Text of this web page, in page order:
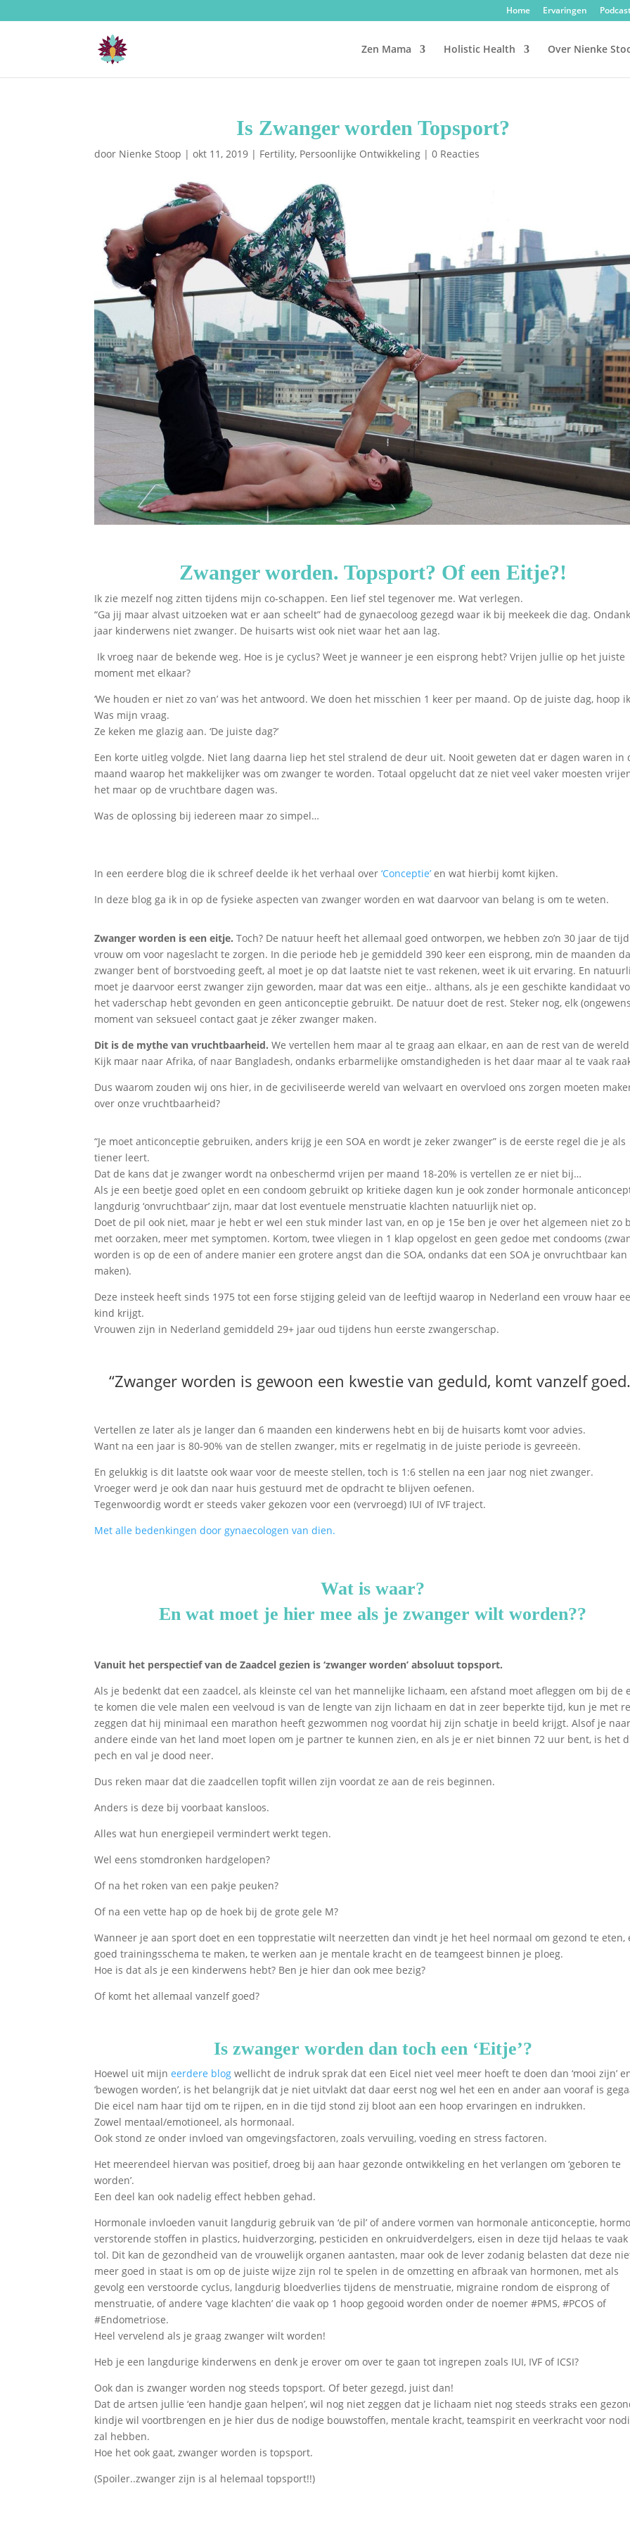
Home Ervaringen
Zen Mama Holistic Health Over Nienke
Is Zwanger worden Topsport?
door Nienke Stoop |okt 11, 2019 | Fertility, Persoonlijke Ontwikkeling |0 Reacties
Zwanger worden. Topsport? Of een Eitje?!
Ik zie mezelf nog zitten tijdens mijn co-schappen. Een lief stel tegenover me. Wat verlegen.
“Ga jij maar alvast uitzoeken wat er aan scheelt” had de gynaecoloog gezegd waar ik bij meekeek die dag.
jaar kinderwens niet zwanger. De huisarts wist ook niet waar het aan lag.
Ik vroeg naar de bekende weg. Hoe is je cyclus? Weet je wanneer je een eisprong hebt? Vrijen jullie op het juiste
moment met elkaar?
‘We houden er niet zo van’ was het antwoord. We doen het misschien 1 keer per maand. Op de juiste dag, hoop
Was mijn vraag.
Ze keken me glazig aan. ‘De juiste dag?’
Een korte uitleg volgde. Niet lang daarna liep het stel stralend de deur uit. Nooit geweten dat er dagen waren in
maand waarop het makkelijker was om zwanger te worden. Totaal opgelucht dat ze niet veel vaker moesten
het maar op de vruchtbare dagen was.
Was de oplossing bij iedereen maar zo simpel…
In een eerdere blog die ik schreef deelde ik het verhaal over‘Conceptie’ en wat hierbij komt kijken.
In deze blog ga ik in op de fysieke aspecten van zwanger worden en wat daarvoor van belang is om te weten.
Zwanger worden is een eitje. Toch? De natuur heeft het allemaal goed ontworpen, we hebben zo’n 30 jaar de
vrouw om voor nageslacht te zorgen. In die periode heb je gemiddeld 390 keer een eisprong, min de maanden
zwanger bent of borstvoeding geeft, al moet je op dat laatste niet te vast rekenen, weet ik uit ervaring. En
moet je daarvoor eerst zwanger zijn geworden, maar dat was een eitje.. althans, als je een geschikte kandidaat
het vaderschap hebt gevonden en geen anticonceptie gebruikt. De natuur doet de rest. Steker nog, elk
moment van seksueel contact gaat je zéker zwanger maken.
Dit is de mythe van vruchtbaarheid.We vertellen hem maar al te graag aan elkaar, en aan de rest van de
Kijk maar naar Afrika, of naar Bangladesh, ondanks erbarmelijke omstandigheden is het daar maar al te vaak
Dus waarom zouden wij ons hier, in de geciviliseerde wereld van welvaart en overvloed ons zorgen moeten
over onze vruchtbaarheid?
“Je moet anticonceptie gebruiken, anders krijg je een SOA en wordt je zeker zwanger” is de eerste regel die je als
tiener leert.
Dat de kans dat je zwanger wordt na onbeschermd vrijen per maand 18-20% is vertellen ze er niet bij…
Als je een beetje goed oplet en een condoom gebruikt op kritieke dagen kun je ook zonder hormonale
langdurig ‘onvruchtbaar’ zijn, maar dat lost eventuele menstruatie klachten natuurlijk niet op.
Doet de pil ook niet, maar je hebt er wel een stuk minder last van, en op je 15e ben je over het algemeen niet zo
met oorzaken, meer met symptomen. Kortom, twee vliegen in 1 klap opgelost en geen gedoe met condooms
worden is op de een of andere manier een grotere angst dan die SOA, ondanks dat een SOA je onvruchtbaar kan
maken).
Deze insteek heeft sinds 1975 tot een forse stijging geleid van de leeftijd waarop in Nederland een vrouw haar
kind krijgt.
Vrouwen zijn in Nederland gemiddeld 29+ jaar oud tijdens hun eerste zwangerschap.
“Zwanger worden is gewoon een kwestie van geduld, komt vanzelf
Vertellen ze later als je langer dan 6 maanden een kinderwens hebt en bij de huisarts komt voor advies.
Want na een jaar is 80-90% van de stellen zwanger, mits er regelmatig in de juiste periode is gevreeën.
En gelukkig is dit laatste ook waar voor de meeste stellen, toch is 1:6 stellen na een jaar nog niet zwanger.
Vroeger werd je ook dan naar huis gestuurd met de opdracht te blijven oefenen.
Tegenwoordig wordt er steeds vaker gekozen voor een (vervroegd) IUI of IVF traject.
Met alle bedenkingen door gynaecologen van dien.
Wat is waar?
En wat moet je hier mee als je zwanger wilt worden??
Vanuit het perspectief van de Zaadcel gezien is ‘zwanger worden’ absoluut topsport.
Als je bedenkt dat een zaadcel, als kleinste cel van het mannelijke lichaam, een afstand moet afleggen om bij de
te komen die vele malen een veelvoud is van de lengte van zijn lichaam en dat in zeer beperkte tijd, kun je met
zeggen dat hij minimaal een marathon heeft gezwommen nog voordat hij zijn schatje in beeld krijgt. Alsof je
andere einde van het land moet lopen om je partner te kunnen zien, en als je er niet binnen 72 uur bent, is het
pech en val je dood neer.
Dus reken maar dat die zaadcellen topfit willen zijn voordat ze aan de reis beginnen.
Anders is deze bij voorbaat kansloos.
Alles wat hun energiepeil vermindert werkt tegen.
Wel eens stomdronken hardgelopen?
Of na het roken van een pakje peuken?
Of na een vette hap op de hoek bij de grote gele M?
Wanneer je aan sport doet en een topprestatie wilt neerzetten dan vindt je het heel normaal om gezond te eten,
goed trainingsschema te maken, te werken aan je mentale kracht en de teamgeest binnen je ploeg.
Hoe is dat als je een kinderwens hebt? Ben je hier dan ook mee bezig?
Of komt het allemaal vanzelf goed?
Is zwanger worden dan toch een ‘Eitje’?
Hoewel uit mijneerdere blog wellicht de indruk sprak dat een Eicel niet veel meer hoeft te doen dan ‘mooi zijn’
‘bewogen worden’, is het belangrijk dat je niet uitvlakt dat daar eerst nog wel het een en ander aan vooraf is
Die eicel nam haar tijd om te rijpen, en in die tijd stond zij bloot aan een hoop ervaringen en indrukken.
Zowel mentaal/emotioneel, als hormonaal.
Ook stond ze onder invloed van omgevingsfactoren, zoals vervuiling, voeding en stress factoren.
Het meerendeel hiervan was positief, droeg bij aan haar gezonde ontwikkeling en het verlangen om ‘geboren te
worden’.
Een deel kan ook nadelig effect hebben gehad.
Hormonale invloeden vanuit langdurig gebruik van ‘de pil’ of andere vormen van hormonale anticonceptie,
verstorende stoffen in plastics, huidverzorging, pesticiden en onkruidverdelgers, eisen in deze tijd helaas te
tol. Dit kan de gezondheid van de vrouwelijk organen aantasten, maar ook de lever zodanig belasten dat deze
meer goed in staat is om op de juiste wijze zijn rol te spelen in de omzetting en afbraak van hormonen, met als
gevolg een verstoorde cyclus, langdurig bloedverlies tijdens de menstruatie, migraine rondom de eisprong of
menstruatie, of andere ‘vage klachten’ die vaak op 1 hoop gegooid worden onder de noemer #PMS, #PCOS of
#Endometriose.
Heel vervelend als je graag zwanger wilt worden!
Heb je een langdurige kinderwens en denk je erover om over te gaan tot ingrepen zoals IUI, IVF of ICSI?
Ook dan is zwanger worden nog steeds topsport. Of beter gezegd, juist dan!
Dat de artsen jullie ‘een handje gaan helpen’, wil nog niet zeggen dat je lichaam niet nog steeds straks een
kindje wil voortbrengen en je hier dus de nodige bouwstoffen, mentale kracht, teamspirit en veerkracht voor
zal hebben.
Hoe het ook gaat, zwanger worden is topsport.
(Spoiler..zwanger zijn is al helemaal topsport!!)